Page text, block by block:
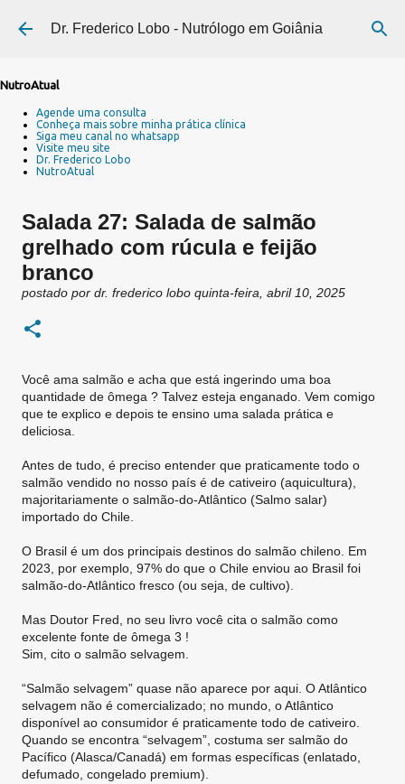
Pular para o conteúdo principal
Dr. Frederico Lobo - Nutrólogo em Goiânia
NutroAtual
Agende uma consulta
Conheça mais sobre minha prática clínica
Siga meu canal no whatsapp
Visite meu site
Dr. Frederico Lobo
NutroAtual
Salada 27: Salada de salmão
grelhado com rúcula e feijão
branco
postado por dr. frederico lobo quinta-feira, abril 10, 2025
Você ama salmão e acha que está ingerindo uma boa
quantidade de ômega ? Talvez esteja enganado. Vem comigo
que te explico e depois te ensino uma salada prática e
deliciosa.
Antes de tudo, é preciso entender que praticamente todo o
salmão vendido no nosso país é de cativeiro (aquicultura),
majoritariamente o salmão-do-Atlântico (Salmo salar)
importado do Chile.
O Brasil é um dos principais destinos do salmão chileno. Em
2023, por exemplo, 97% do que o Chile enviou ao Brasil foi
salmão-do-Atlântico fresco (ou seja, de cultivo).
Mas Doutor Fred, no seu livro você cita o salmão como
excelente fonte de ômega 3 !
Sim, cito o salmão selvagem.
“Salmão selvagem” quase não aparece por aqui. O Atlântico
selvagem não é comercializado; no mundo, o Atlântico
disponível ao consumidor é praticamente todo de cativeiro.
Quando se encontra “selvagem”, costuma ser salmão do
Pacífico (Alasca/Canadá) em formas específicas (enlatado,
defumado, congelado premium).